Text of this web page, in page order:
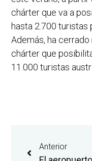
chárter que va a
hasta 2.700 turistas
Además, ha
chárter que
11.000 turistas
Anterior